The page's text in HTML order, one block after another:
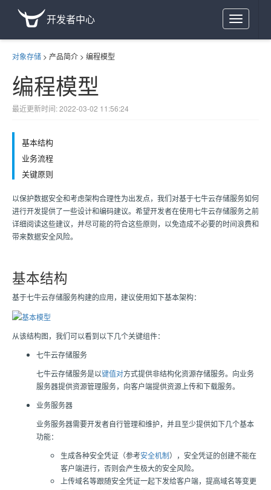
Toggle
navigation
开发者中心
对象存储 > 产品简介 > 编程模型
编程模型
最近更新时间: 2022-03-02 11:56:24
基本结构
业务流程
关键原则
以保护数据安全和考虑架构合理性为出发点，我们对基于七牛云存储服务如何
进行开发提供了一些设计和编码建议。希望开发者在使用七牛云存储服务之前
详细阅读这些建议，并尽可能的符合这些原则，以免造成不必要的时间浪费和
带来数据安全风险。
基本结构
基于七牛云存储服务构建的应用，建议使用如下基本架构：
从该结构图，我们可以看到以下几个关键组件：
七牛云存储服务
七牛云存储服务是以键值对方式提供非结构化资源存储服务。向业务
服务器提供资源管理服务，向客户端提供资源上传和下载服务。
业务服务器
业务服务器需要开发者自行管理和维护，并且至少提供如下几个基本
功能：
生成各种安全凭证（参考安全机制），安全凭证的创建不能在
客户端进行，否则会产生极大的安全风险。
上传域名等跟随安全凭证一起下发给客户端，提高域名等变更